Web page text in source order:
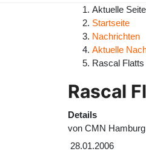
Aktuelle
Startseite
Nachrichten
Aktuelle
Rascal
Rascal
Details
von CMN Hamburg
28.01.2006